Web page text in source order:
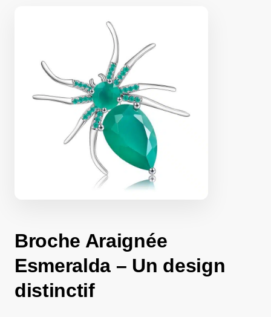
Broche Araignée
Esmeralda – Un design
distinctif